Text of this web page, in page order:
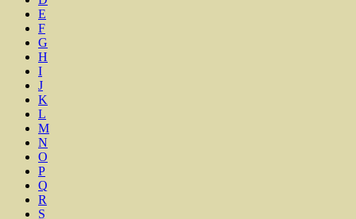
E
F
G
H
I
J
K
L
M
N
O
P
Q
R
S